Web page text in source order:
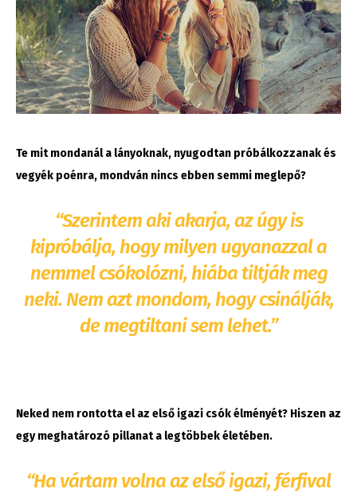
Te mit mondanál a lányoknak, nyugodtan próbálkozzanak és
vegyék poénra, mondván nincs ebben semmi meglepő?
“Szerintem aki akarja, az úgy is
kipróbálja, hogy milyen ugyanazzal a
nemmel csókolózni, hiába tiltják meg
neki. Nem azt mondom, hogy csinálják,
de megtiltani sem lehet.”
Neked nem rontotta el az első igazi csók élményét? Hiszen az
egy meghatározó pillanat a legtöbbek életében.
“Ha vártam volna az első igazi, férfival